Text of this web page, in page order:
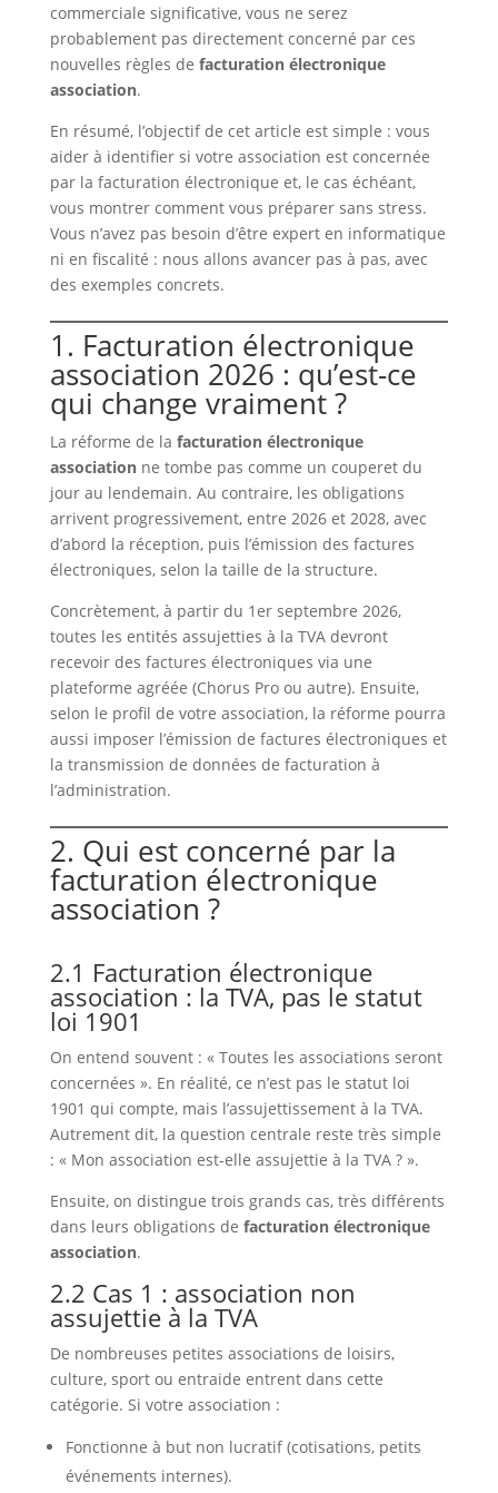
commerciale significative, vous ne serez
probablement pas directement concerné par ces
nouvelles règles de facturation électronique
association.
En résumé, l’objectif de cet article est simple : vous
aider à identifier si votre association est concernée
par la facturation électronique et, le cas échéant,
vous montrer comment vous préparer sans stress.
Vous n’avez pas besoin d’être expert en informatique
ni en fiscalité : nous allons avancer pas à pas, avec
des exemples concrets.
1. Facturation électronique
association 2026 : qu’est-ce
qui change vraiment ?
La réforme de la facturation électronique
associationne tombe pas comme un couperet du
jour au lendemain. Au contraire, les obligations
arrivent progressivement, entre 2026 et 2028, avec
d’abord la réception, puis l’émission des factures
électroniques, selon la taille de la structure.
Concrètement, à partir du 1er septembre 2026,
toutes les entités assujetties à la TVA devront
recevoir des factures électroniques via une
plateforme agréée (Chorus Pro ou autre). Ensuite,
selon le profil de votre association, la réforme pourra
aussi imposer l’émission de factures électroniques et
la transmission de données de facturation à
l’administration.
2. Qui est concerné par la
facturation électronique
association ?
2.1 Facturation électronique
association : la TVA, pas le statut
loi 1901
On entend souvent : « Toutes les associations seront
concernées ». En réalité, ce n’est pas le statut loi
1901 qui compte, mais l’assujettissement à la TVA.
Autrement dit, la question centrale reste très simple
: « Mon association est‑elle assujettie à la TVA ? ».
Ensuite, on distingue trois grands cas, très différents
dans leurs obligations de facturation électronique
association.
2.2 Cas 1 : association non
assujettie à la TVA
De nombreuses petites associations de loisirs,
culture, sport ou entraide entrent dans cette
catégorie. Si votre association :
Fonctionne à but non lucratif (cotisations, petits
événements internes).